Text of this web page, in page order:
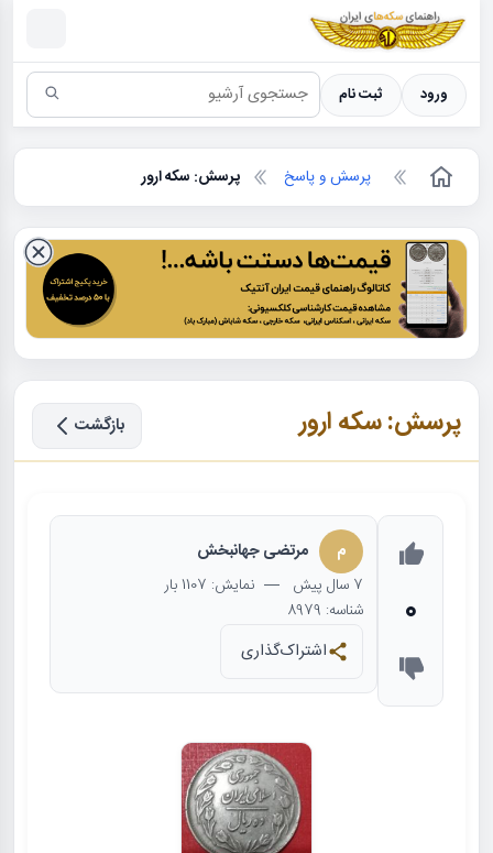
سکه ها ؛ راهنمای سکه شناسی
ورود ثبت نام
پرسش و پاسخ پرسش: سکه ارور
پرسش: سکه ارور بازگشت
0
م مرتضی جهانبخش
7 سال پیش — نمایش: 1107 بار
شناسه: 8979
اشتراک‌گذاری